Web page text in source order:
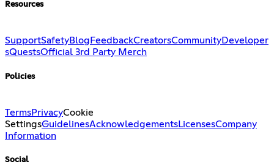
Resources
SupportSafetyBlog FeedbackCreatorsCommunityDeveloper
sQuestsOfficial 3rd Party Merch
Policies
TermsPrivacyCookie
SettingsGuidelinesAcknowledgementsLicensesCompany
Information
Social